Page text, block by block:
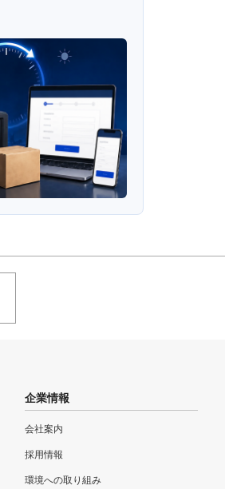
企業情報
会社案内
採用情報
環境への取り組み